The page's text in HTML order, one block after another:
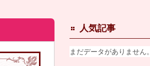
人気記事
まだデータがありません。